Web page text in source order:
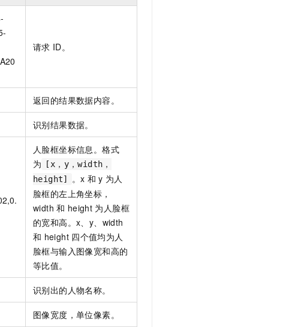
请求 ID。
返回的结果数据内容。
识别结果数据。
人脸框坐标信息。格式
为
[x，y，width，
height]
。x 和 y 为人
脸框的左上角坐标，
width 和 height 为人脸框
的宽和高。x、y、width
和 height 四个值均为人
脸框与输入图像宽和高的
等比值。
识别出的人物名称。
图像宽度，单位像素。